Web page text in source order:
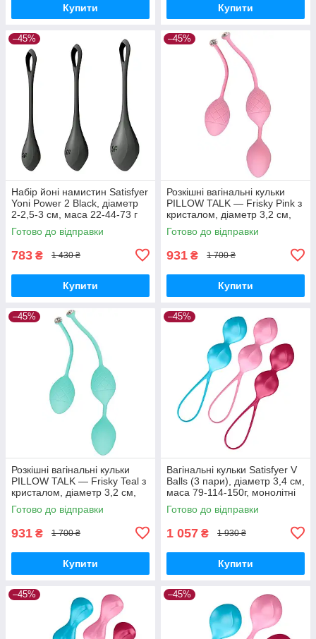
Купити Купити
–45%
Набір йоні намистин Satisfyer
Yoni Power 2 Black, діаметр
2-2,5-3 см, маса 22-44-73 г
Вібратори мастурбатори
секс-шоп
Готово до відправки
783 ₴ 1 430 ₴
Купити
–45%
Розкішні вагінальні кульки
PILLOW TALK — Frisky Pink з
кристалом, діаметр 3,2 см,
вага 49-75 гр Вібратори
мастурбатори секс-шоп
Готово до відправки
931 ₴ 1 700 ₴
Купити
–45%
Розкішні вагінальні кульки
PILLOW TALK — Frisky Teal з
кристалом, діаметр 3,2 см,
вага 49-75 гр Вібратори
мастурбатори секс-шоп
Готово до відправки
931 ₴ 1 700 ₴
Купити
–45%
Вагінальні кульки Satisfyer V
Balls (3 пари), діаметр 3,4 см,
маса 79-114-150г, монолітні
Вібратори мастурбатори
секс-шоп
Готово до відправки
1 057 ₴ 1 930 ₴
Купити
–45% –45%